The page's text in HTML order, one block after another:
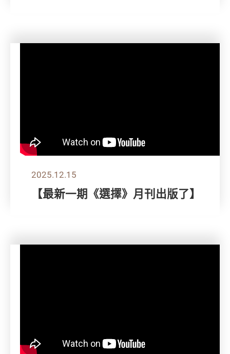
2025.12.15
【最新一期《選擇》月刊出版了】